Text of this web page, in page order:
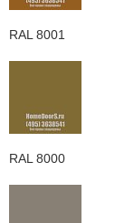
RAL 8001
RAL 8000